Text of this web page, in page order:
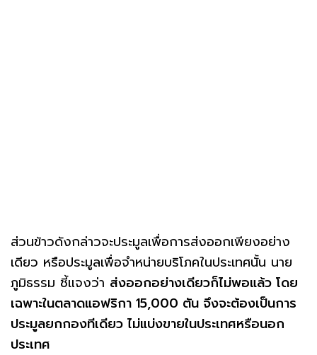
ส่วนข้าวดังกล่าวจะประมูลเพื่อการส่งออกเพียงอย่าง
เดียว หรือประมูลเพื่อจำหน่ายบริโภคในประเทศนั้น นาย
ภูมิธรรม ชี้แจงว่า ส่งออกอย่างเดียวก็ไม่พอแล้ว โดย
เฉพาะในตลาดแอฟริกา 15,000 ตัน จึงจะต้องเป็นการ
ประมูลยกกองทีเดียว ไม่แบ่งขายในประเทศหรือนอก
ประเทศ